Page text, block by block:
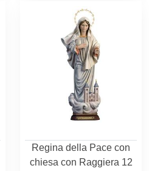
Regina della Pace con
chiesa con Raggiera 12